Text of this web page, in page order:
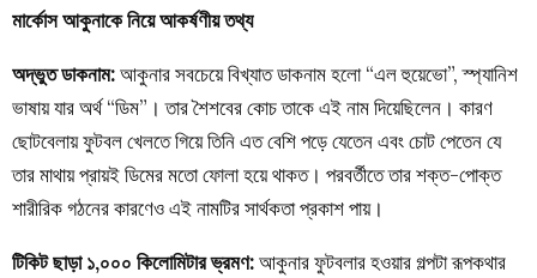
মার্কোস আকুনাকে নিয়ে আকর্ষণীয় তথ্য
অদ্ভুত ডাকনাম:আকুনার সবচেয়ে বিখ্যাত ডাকনাম হলো “এল হুয়েভো”, স্প্যানিশ
ভাষায় যার অর্থ “ডিম”। তার শৈশবের কোচ তাকে এই নাম দিয়েছিলেন। কারণ
ছোটবেলায় ফুটবল খেলতে গিয়ে তিনি এত বেশি পড়ে যেতেন এবং চোট পেতেন যে
তার মাথায় প্রায়ই ডিমের মতো ফোলা হয়ে থাকত। পরবর্তীতে তার শক্ত-পোক্ত
শারীরিক গঠনের কারণেও এই নামটির সার্থকতা প্রকাশ পায়।
টিকিট ছাড়া ১,০০০ কিলোমিটার ভ্রমণ:আকুনার ফুটবলার হওয়ার গল্পটা রূপকথার